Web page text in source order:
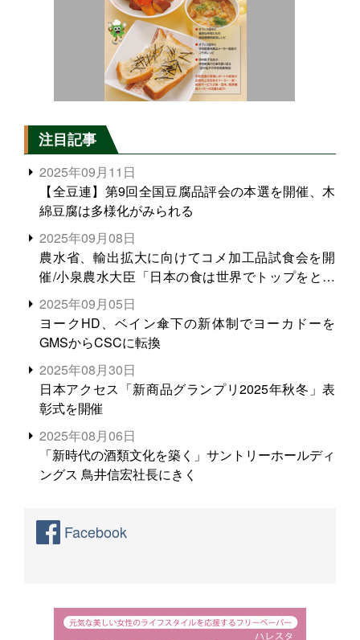
注目記事
2025年09月11日
【全豆連】第9回全国豆腐品評会の本選を開催、木
綿豆腐は多様化がみられる
2025年09月08日
農水省、輸出拡大に向けてコメ加工品試食会を開
催/小泉農水大臣「日本の食は世界でトップをとれ
る。米増産に向けて、米輸出需要の拡大を」
2025年09月05日
ヨークHD、ベイン傘下の新体制でヨーカドーを
GMSからCSCに転換
2025年08月30日
日本アクセス「新商品グランプリ2025年秋冬」表
彰式を開催
2025年08月06日
「新時代の酒類文化を築く」サントリーホールディ
ングス 鳥井信宏社長にきく
Facebook